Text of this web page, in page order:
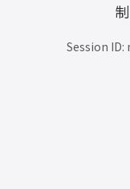
Session